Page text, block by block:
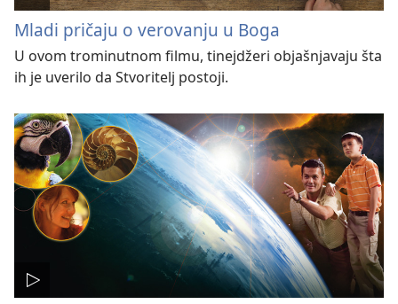
Mladi pričaju o verovanju u Boga
U ovom trominutnom filmu, tinejdžeri objašnjavaju šta
ih je uverilo da Stvoritelj postoji.